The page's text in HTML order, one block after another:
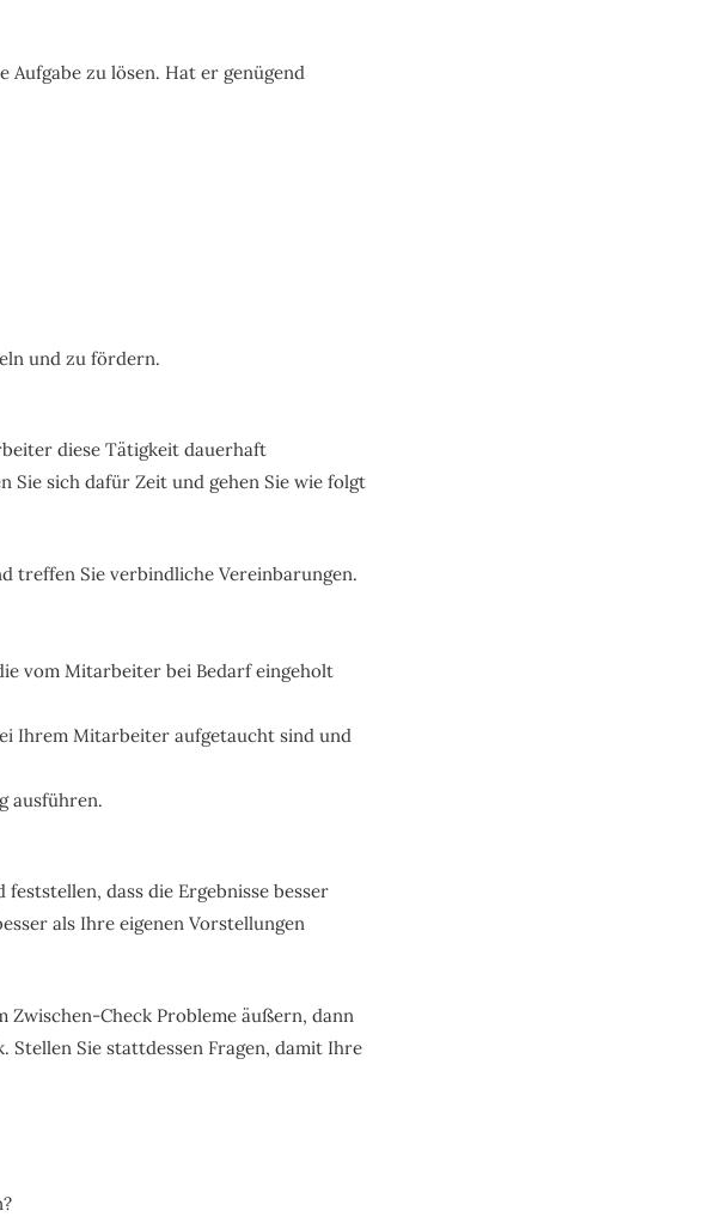
zu lösen. Hat er genügend
und zu fördern.
diese Tätigkeit dauerhaft
Sie sich dafür Zeit und gehen Sie wie folgt
treffen Sie verbindliche Vereinbarungen.
vom Mitarbeiter bei Bedarf eingeholt
Ihrem Mitarbeiter aufgetaucht sind und
ausführen.
dass die Ergebnisse besser
als Ihre eigenen Vorstellungen
Check Probleme äußern, dann
Stellen Sie stattdessen Fragen, damit Ihre